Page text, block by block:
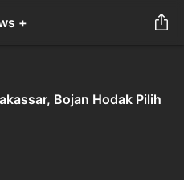
+
Bojan Hodak Pilih